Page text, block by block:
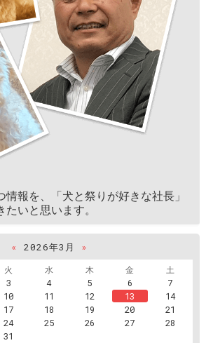
情報を、「犬と祭りが好きな社長」
いと思います。
« 2026年3月
»
火 水 木 金
土
3 4 5 6
7
10 11 12 13
14
17 18 19 20
21
24 25 26 27
28
31